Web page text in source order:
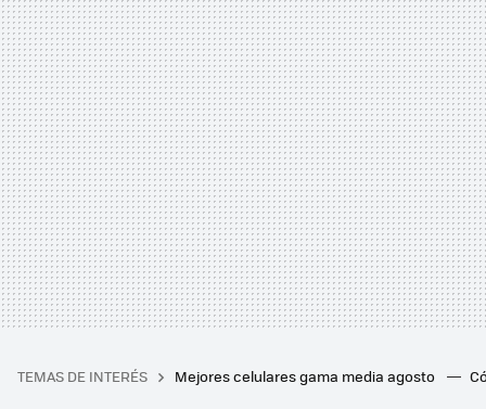
TEMAS DE INTERÉS Mejores celulares gama media agosto